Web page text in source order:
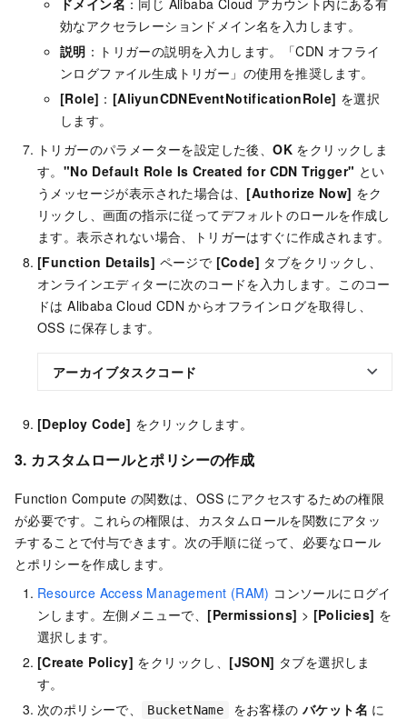
ドメイン名 ：同じ Alibaba Cloud アカウント内にある有
効なアクセラレーションドメイン名を入力します。
説明 ：トリガーの説明を入力します。「CDN オフライ
ンログファイル生成トリガー」の使用を推奨します。
[Role] ： [AliyunCDNEventNotificationRole] を選択
します。
トリガーのパラメーターを設定した後、OK をクリックしま
す。 "No Default Role Is Created for CDN Trigger" とい
うメッセージが表示された場合は、 [Authorize Now] をク
リックし、画面の指示に従ってデフォルトのロールを作成し
ます。表示されない場合、トリガーはすぐに作成されます。
[Function Details] ページで [Code] タブをクリックし、
オンラインエディターに次のコードを入力します。このコー
ドは Alibaba Cloud CDN からオフラインログを取得し、
OSS に保存します。
アーカイブタスクコード
[Deploy Code] をクリックします。
3. カスタムロールとポリシーの作成
Function Compute の関数は、OSS にアクセスするための権限
が必要です。これらの権限は、カスタムロールを関数にアタッ
チすることで付与できます。次の手順に従って、必要なロール
とポリシーを作成します。
Resource Access Management (RAM) コンソールにログイ
ンします。左側メニューで、 [Permissions] > [Policies] を
選択します。
[Create Policy] をクリックし、 [JSON] タブを選択しま
す。
次のポリシーで、
BucketName をお客様のバケット名 に